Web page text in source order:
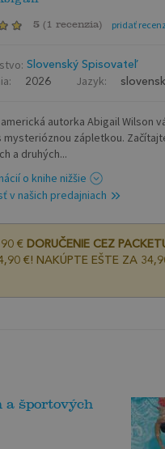
5 ( 1 recenzia) pridať
Slovenský Spisovateľ
2026 Jazyk:
autorka Abigail Wilson
mysterióznou zápletkou.
a druhých...
o knihe nižšie
v našich predajniach
€ DORUČENIE CEZ
€! NAKÚPTE EŠTE ZA
a športových